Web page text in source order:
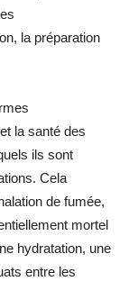
la préparation
la santé des
ils sont
Cela
de fumée,
mortel
hydratation, une
entre les